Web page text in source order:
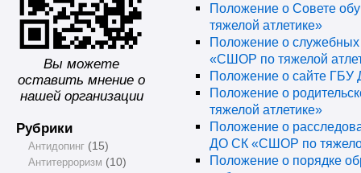
Вы можете
оставить мнение о
нашей организации
Рубрики
Антидопинг(15)
Антитерроризм (10)
Положение о Совете
тяжелой атлетике»
Положение о
«СШОР по тяжелой
Положение о сайте
Положение о
тяжелой атлетике»
Положение о
ДО СК «СШОР по
Положение о порядке